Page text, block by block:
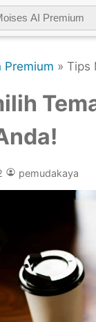
Premium » Tips
pemudakaya